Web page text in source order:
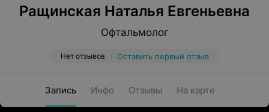
Ращинская Наталья Евгеньевна
Офтальмолог
Нет отзывов Оставить первый отзыв
Запись Инфо Отзывы На карте